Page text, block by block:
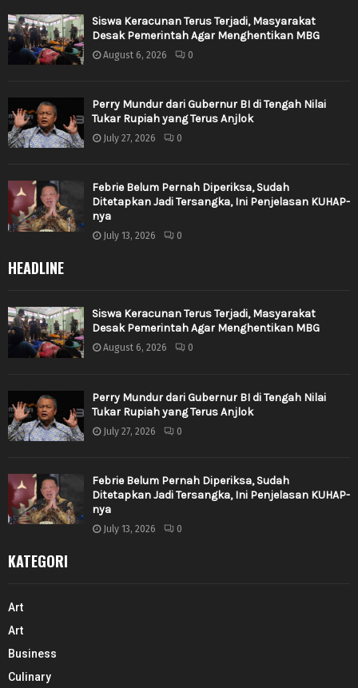
Siswa Keracunan Terus Terjadi, Masyarakat
Desak Pemerintah Agar Menghentikan MBG
August 6, 2026 0
Perry Mundur dari Gubernur BI di Tengah Nilai
Tukar Rupiah yang Terus Anjlok
July 27, 2026 0
Febrie Belum Pernah Diperiksa, Sudah
Ditetapkan Jadi Tersangka, Ini Penjelasan KUHAP-
nya
July 13, 2026 0
HEADLINE
Siswa Keracunan Terus Terjadi, Masyarakat
Desak Pemerintah Agar Menghentikan MBG
August 6, 2026 0
Perry Mundur dari Gubernur BI di Tengah Nilai
Tukar Rupiah yang Terus Anjlok
July 27, 2026 0
Febrie Belum Pernah Diperiksa, Sudah
Ditetapkan Jadi Tersangka, Ini Penjelasan KUHAP-
nya
July 13, 2026 0
KATEGORI
Art
Art
Business
Culinary